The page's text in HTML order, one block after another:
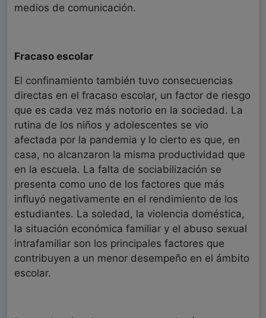
medios de comunicación.
Fracaso escolar
El confinamiento también tuvo consecuencias
directas en el fracaso escolar, un factor de riesgo
que es cada vez más notorio en la sociedad. La
rutina de los niños y adolescentes se vio
afectada por la pandemia y lo cierto es que, en
casa, no alcanzaron la misma productividad que
en la escuela. La falta de sociabilización se
presenta como uno de los factores que más
influyó negativamente en el rendimiento de los
estudiantes. La soledad, la violencia doméstica,
la situación económica familiar y el abuso sexual
intrafamiliar son los principales factores que
contribuyen a un menor desempeño en el ámbito
escolar.